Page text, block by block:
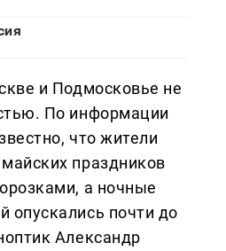
и Подмосковье не
По информации
что жители
праздников
а ночные
опускались почти до
Александр